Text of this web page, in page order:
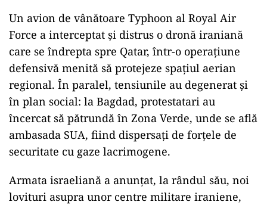
Un avion de vânătoare Typhoon al Royal Air
Force a interceptat și distrus o dronă iraniană
care se îndrepta spre Qatar, într-o operațiune
defensivă menită să protejeze spațiul aerian
regional. În paralel, tensiunile au degenerat și
în plan social: la Bagdad, protestatari au
încercat să pătrundă în Zona Verde, unde se află
ambasada SUA, fiind dispersați de forțele de
securitate cu gaze lacrimogene.
Armata israeliană a anunțat, la rândul său, noi
lovituri asupra unor centre militare iraniene,